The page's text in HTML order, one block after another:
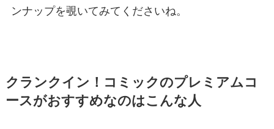
ンナップを覗いてみてくださいね。
クランクイン！コミックのプレミアムコ
ースがおすすめなのはこんな人